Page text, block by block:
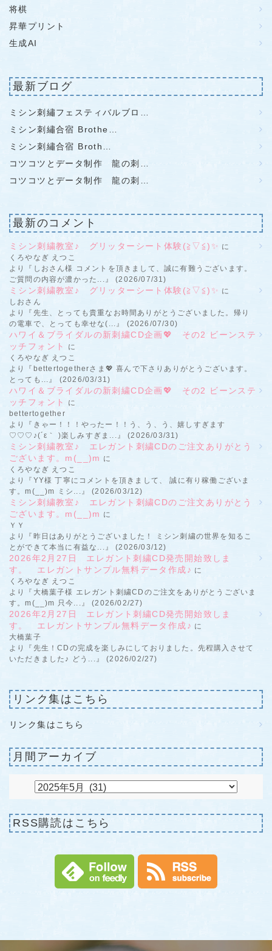
将棋
昇華プリント
生成AI
最新ブログ
ミシン刺繡フェスティバルブロ…
ミシン刺繡合宿 Brothe…
ミシン刺繡合宿 Broth…
コツコツとデータ制作 龍の刺…
コツコツとデータ制作 龍の刺…
最新のコメント
ミシン刺繍教室♪ グリッターシート体験(≧▽≦)✨ に
くろやなぎ えつこ
より『しおさん様 コメントを頂きまして、誠に有難うございます。
ご質問の内容が濃かった...』 (2026/07/31)
ミシン刺繍教室♪ グリッターシート体験(≧▽≦)✨ に
しおさん
より『先生、とっても貴重なお時間ありがとうございました。帰り
の電車で、とっても幸せな(...』 (2026/07/30)
ハワイ＆ブライダルの新刺繍CD企画💖 その2 ビーンステ
ッチフォント
に
くろやなぎ えつこ
より『bettertogetherさま💖 喜んで下さりありがとうございます。
とっても...』 (2026/03/31)
ハワイ＆ブライダルの新刺繍CD企画💖 その2 ビーンステ
ッチフォント
に
bettertogether
より『きゃー！！！やったー！！う、う、う、嬉しすぎます
♡♡♡♪(´ε｀ )楽しみすぎま...』 (2026/03/31)
ミシン刺繍教室♪ エレガント刺繍CDのご注文ありがとう
ございます。m(__)m に
くろやなぎ えつこ
より『YY様 丁寧にコメントを頂きまして、 誠に有り稼働ございま
す。m(__)m ミシ...』 (2026/03/12)
ミシン刺繍教室♪ エレガント刺繍CDのご注文ありがとう
ございます。m(__)m に
ＹＹ
より『昨日はありがとうございました！ ミシン刺繍の世界を知るこ
とができて本当に有益な...』 (2026/03/12)
2026年2月27日 エレガント刺繍CD発売開始致しま
す。 エレガントサンプル無料データ作成♪ に
くろやなぎ えつこ
より『大橋葉子様 エレガント刺繍CDのご注文をありがとうございま
す。m(__)m 只今...』 (2026/02/27)
2026年2月27日 エレガント刺繍CD発売開始致しま
す。 エレガントサンプル無料データ作成♪ に
大橋葉子
より『先生！CDの完成を楽しみにしておりました。先程購入させて
いただきました♪ どう...』 (2026/02/27)
リンク集はこちら
リンク集はこちら
月間アーカイブ
RSS購読はこちら